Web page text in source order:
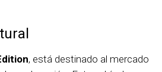
, está destinado al mercado